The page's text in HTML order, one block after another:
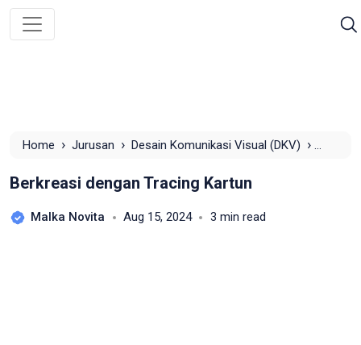
Home › Jurusan › Desain Komunikasi Visual (DKV) ›
Berkreasi dengan Tracing Kartun
Malka Novita Aug 15, 2024 3 min read